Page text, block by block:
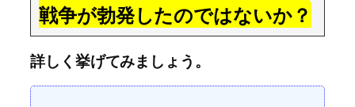
戦争が勃発したのではないか？
詳しく挙げてみましょう。